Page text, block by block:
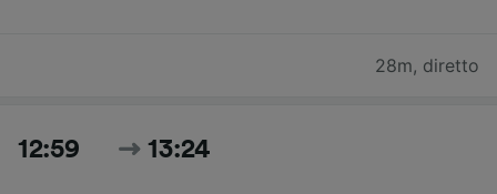
28m, diretto
12:59 13:24